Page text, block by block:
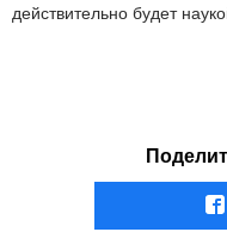
действительно будет